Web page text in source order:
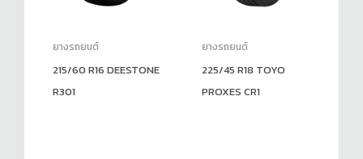
ยางรถยนต์
215/60 R16 DEESTONE
R301
ยางรถยนต์
225/45 R18 TOYO
PROXES CR1